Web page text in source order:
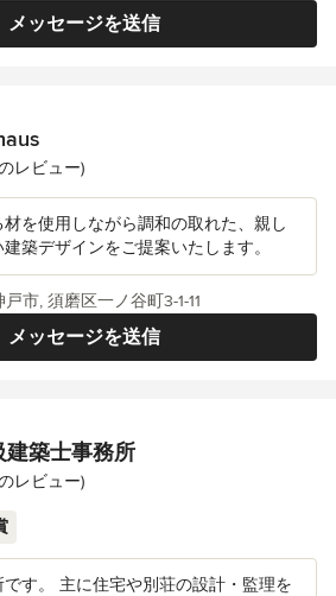
メッセージを送信
5レビュー)
を使用しながら調和の取れた、親し
築デザインをご提案いたします。
メッセージを送信
市, 須磨区一ノ谷町3-1-11
建築士事務所
5レビュー)
す。 主に住宅や別荘の設計・監理を